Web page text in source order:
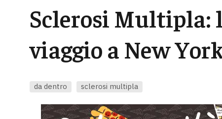
Sclerosi Multipla:
viaggio a New
da dentro sclerosi multipla